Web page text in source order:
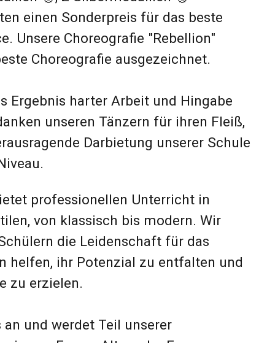
für ihren Fleiß,
unserer Schule
für das
entfalten und
passen. Lasst
uns darauf,
willkommen zu